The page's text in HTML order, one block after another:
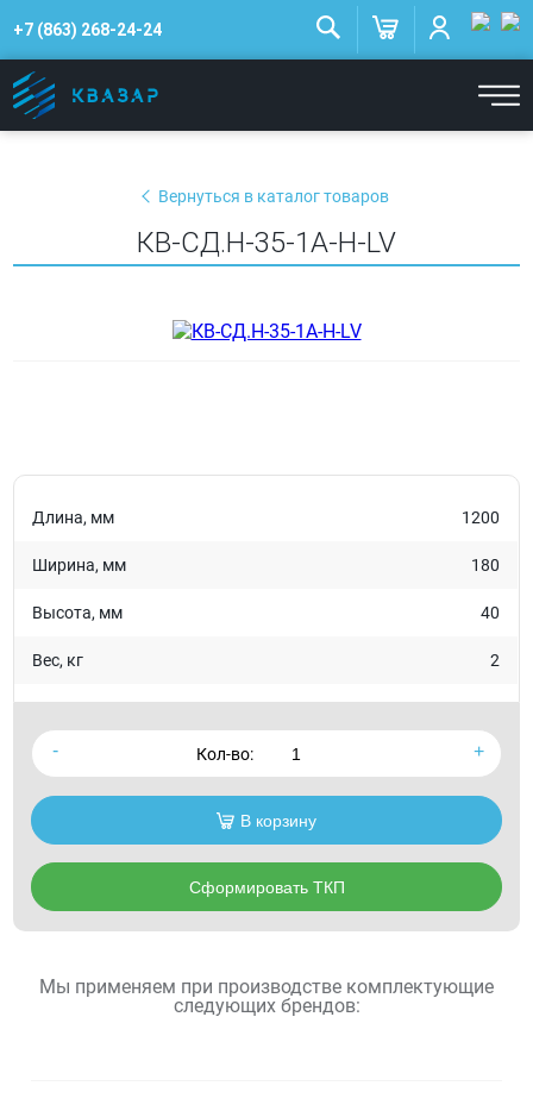
+7 (863) 268-24-24
Вернуться в каталог товаров
КВ-СД.Н-35-1А-Н-LV
Длина, мм 1200
Ширина, мм 180
Высота, мм 40
Вес, кг 2
Кол-во:
В корзину
Сформировать ТКП
Мы применяем при производстве комплектующие
следующих брендов: